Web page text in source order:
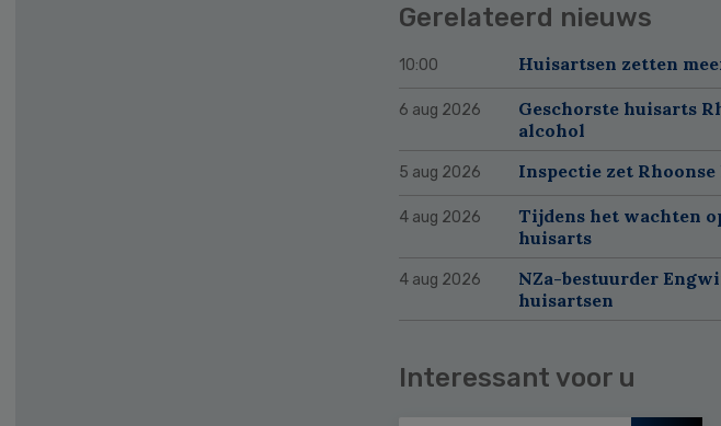
Gerelateerd nieuws
10:00 Huisartsen zetten
6 aug 2026
Geschorste huisarts
alcohol
5 aug 2026 Inspectie zet
4 aug 2026
Tijdens het wachten
huisarts
4 aug 2026
NZa-bestuurder
huisartsen
Interessant voor u